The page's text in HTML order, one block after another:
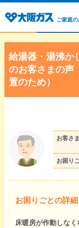
ご家庭の
給湯器・湯沸か
のお客さまの声
置のため）
お客さま
お困り
お困りごとの詳
床暖房が作動しな